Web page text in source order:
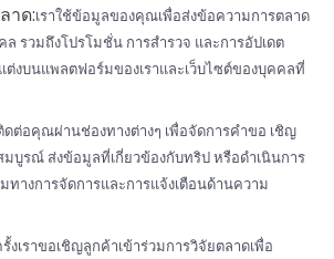
าด:เราใช้ข้อมูลของคุณเพื่อส่งข้อความการตลาด
รวมถึงโปรโมชั่น การสำรวจ และการอัปเดต
ต่งบนแพลตฟอร์มของเราและเว็บไซต์ของบุคคลที่
ดต่อคุณผ่านช่องทางต่างๆ เพื่อจัดการคำขอ เชิญ
บูรณ์ ส่งข้อมูลที่เกี่ยวข้องกับทริป หรือดำเนินการ
ทางการจัดการและการแจ้งเตือนด้านความ
งเราขอเชิญลูกค้าเข้าร่วมการวิจัยตลาดเพื่อ